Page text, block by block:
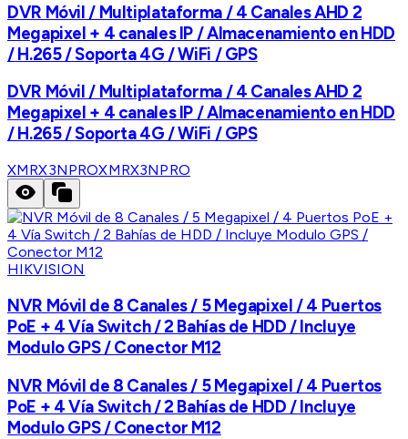
DVR Móvil / Multiplataforma / 4 Canales AHD 2
Megapixel + 4 canales IP / Almacenamiento en HDD
/ H.265 / Soporta 4G / WiFi / GPS
DVR Móvil / Multiplataforma / 4 Canales AHD 2
Megapixel + 4 canales IP / Almacenamiento en HDD
/ H.265 / Soporta 4G / WiFi / GPS
XMRX3NPROXMRX3NPRO
HIKVISION
NVR Móvil de 8 Canales / 5 Megapixel / 4 Puertos
PoE + 4 Vía Switch / 2 Bahías de HDD / Incluye
Modulo GPS / Conector M12
NVR Móvil de 8 Canales / 5 Megapixel / 4 Puertos
PoE + 4 Vía Switch / 2 Bahías de HDD / Incluye
Modulo GPS / Conector M12